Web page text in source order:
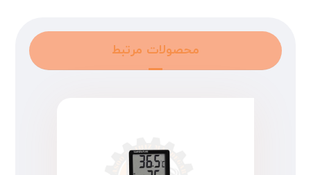
محصولات مرتبط